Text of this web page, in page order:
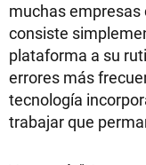
muchas
consiste
plataforma a su
errores más
tecnología
trabajar que